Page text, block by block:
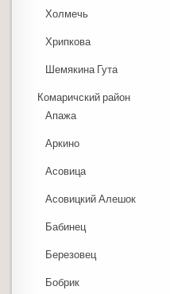
Холмечь
Хрипкова
Шемякина Гута
Комаричский район
Апажа
Аркино
Асовица
Асовицкий Алешок
Бабинец
Березовец
Бобрик